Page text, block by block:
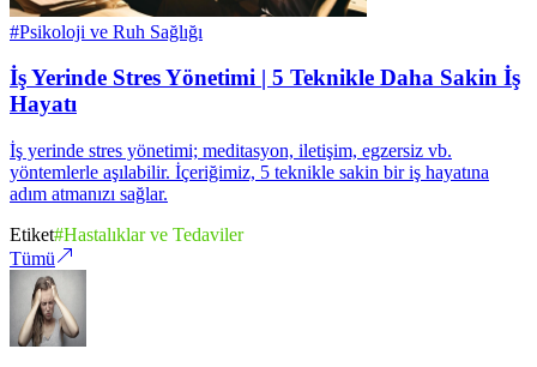
#Psikoloji ve Ruh Sağlığı
İş Yerinde Stres Yönetimi | 5 Teknikle Daha Sakin İş
Hayatı
İş yerinde stres yönetimi; meditasyon, iletişim, egzersiz vb.
yöntemlerle aşılabilir. İçeriğimiz, 5 teknikle sakin bir iş hayatına
adım atmanızı sağlar.
Etiket#Hastalıklar ve Tedaviler
Tümü